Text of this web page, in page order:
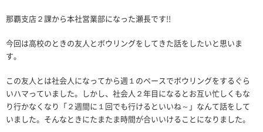
那覇支店２課から本社営業部になった瀬長です!!
今回は高校のときの友人とボウリングをしてきた話をしたいと思いま
す。
この友人とは社会人になってから週１のペースでボウリングをするぐら
いハマっていました。しかし、社会人２年目になるとお互い忙しくもな
り行かなくなり「２週間に１回でも行けるといいね～」なんて話をして
いました。そんなときにたまたま時間が合いいけることになりました。